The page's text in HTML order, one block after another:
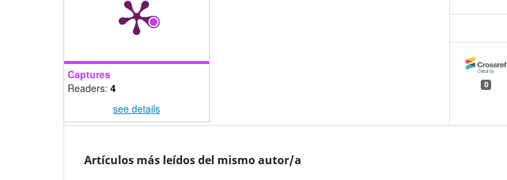
Captures
Readers: 4
see details
0
Artículos más leídos del mismo autor/a